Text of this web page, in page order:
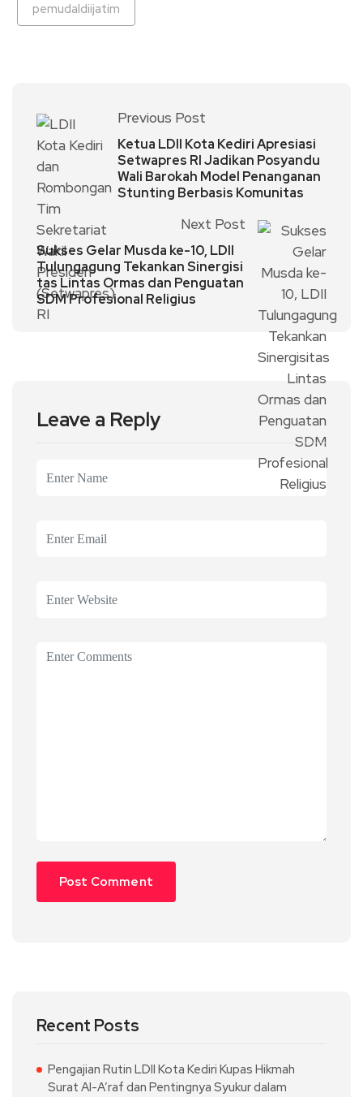
pemudaldiijatim
Previous Post
Ketua LDII Kota Kediri Apresiasi
Setwapres RI Jadikan Posyandu
Wali Barokah Model Penanganan
Stunting Berbasis Komunitas
Next Post
Sukses Gelar Musda ke-10, LDII
Tulungagung Tekankan Sinergisi
tas Lintas Ormas dan Penguatan
SDM Profesional Religius
Leave a Reply
Recent Posts
Pengajian Rutin LDII Kota Kediri Kupas Hikmah
Surat Al-A’raf dan Pentingnya Syukur dalam